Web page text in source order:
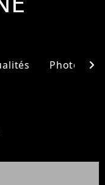
Photos chevron_right